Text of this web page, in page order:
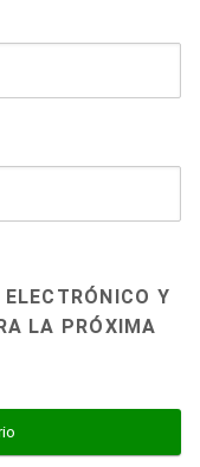
Y
LA PRÓXIMA